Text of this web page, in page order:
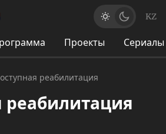
KZ
Проекты Сериалы
реабилитация
реабилитация